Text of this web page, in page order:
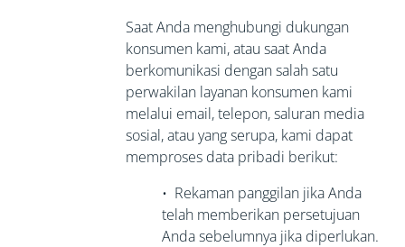
Saat Anda menghubungi dukungan
konsumen kami, atau saat Anda
berkomunikasi dengan salah satu
perwakilan layanan konsumen kami
melalui email, telepon, saluran media
sosial, atau yang serupa, kami dapat
memproses data pribadi berikut:
• Rekaman panggilan jika Anda
telah memberikan persetujuan
Anda sebelumnya jika diperlukan.